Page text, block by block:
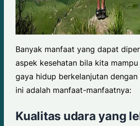
Banyak manfaat yang dapat
aspek kesehatan bila kita
gaya hidup berkelanjutan
ini adalah manfaat-manfaatnya:
Kualitas udara yang